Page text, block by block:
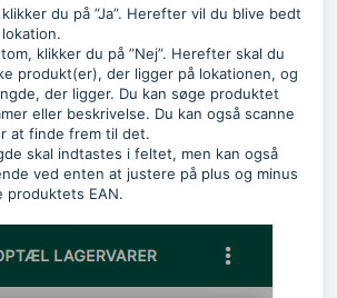
du på ”Ja”. Herefter vil du blive bedt
klikker du på ”Nej”. Herefter skal du
produkt(er), der ligger på lokationen, og
der ligger. Du kan søge produktet
eller beskrivelse. Du kan også scanne
at finde frem til det.
skal indtastes i feltet, men kan også
ved enten at justere på plus og minus
produktets EAN.